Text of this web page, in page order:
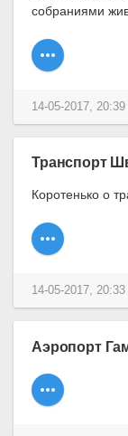
собраниями
14-05-2017, 20:39
Транспорт
Коротенько о
14-05-2017, 20:33
Аэропорт